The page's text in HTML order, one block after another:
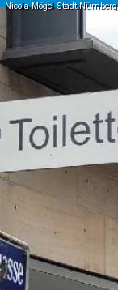
Nicola Mögel Stadt Nürnberg